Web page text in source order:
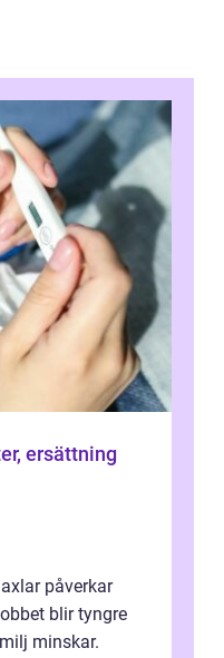
påverkar
blir tyngre
minskar.